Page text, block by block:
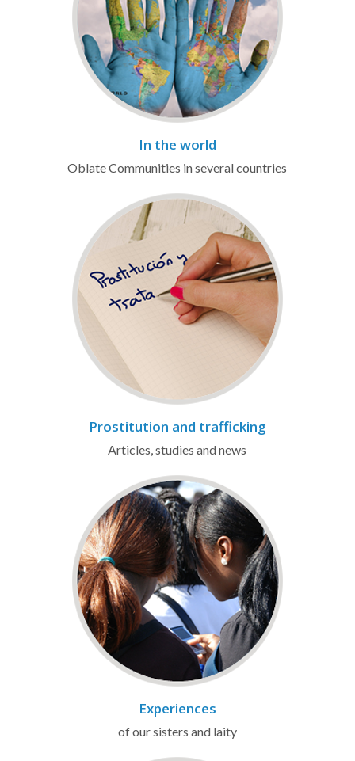
In the world
Oblate Communities in several countries
Prostitution and trafficking
Articles, studies and news
Experiences
of our sisters and laity